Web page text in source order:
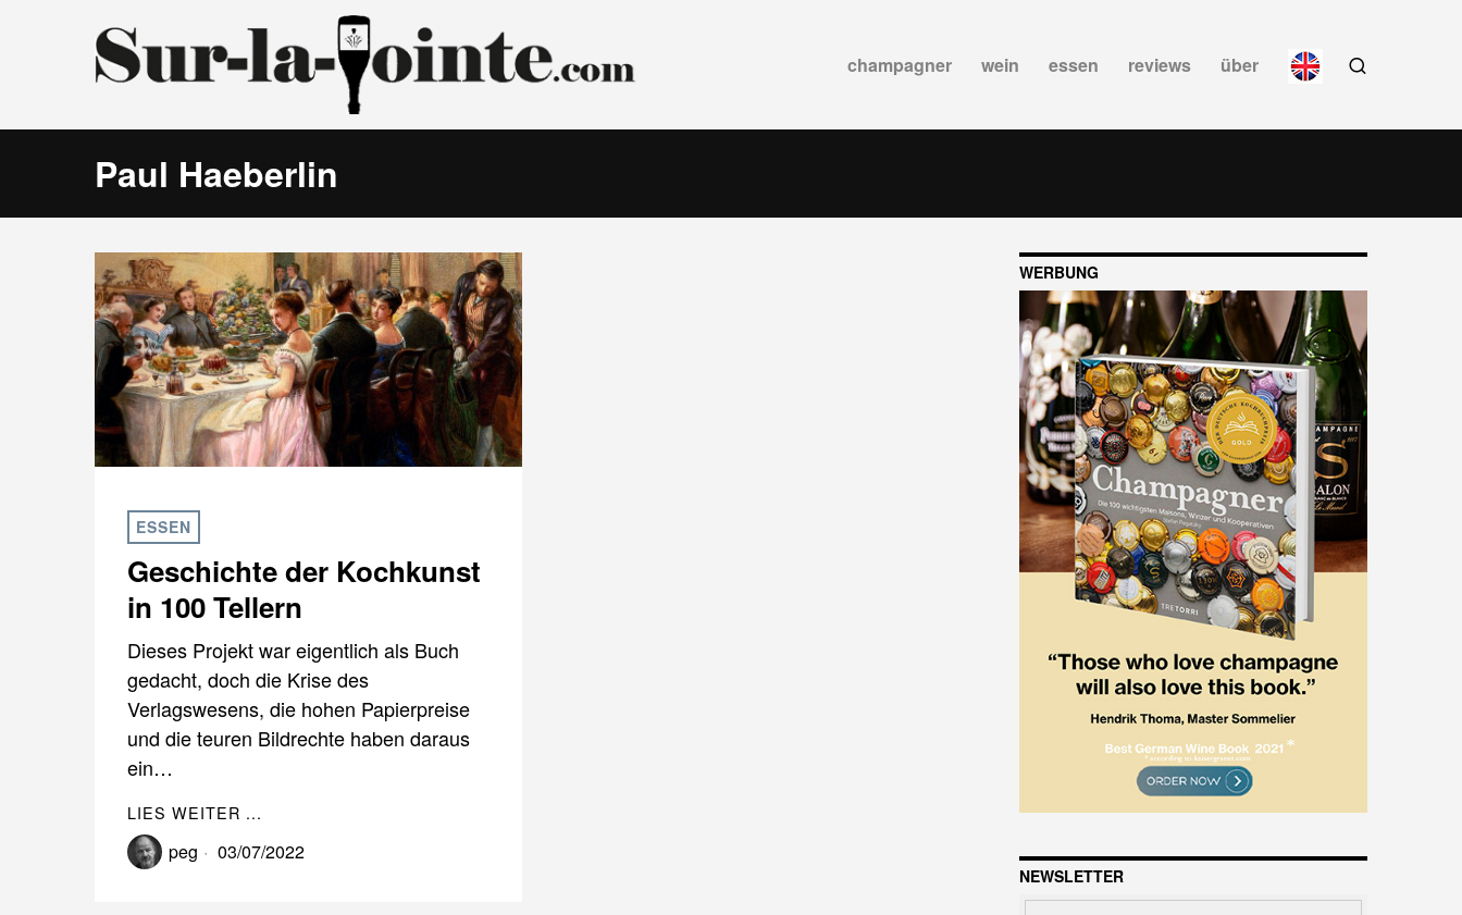
champagner wein essen reviews über
Paul Haeberlin
ESSEN
Geschichte der Kochkunst
in 100 Tellern
Dieses Projekt war eigentlich als Buch
gedacht, doch die Krise des
Verlagswesens, die hohen Papierpreise
und die teuren Bildrechte haben daraus
ein…
LIES WEITER ...
peg 03/07/2022
WERBUNG
NEWSLETTER